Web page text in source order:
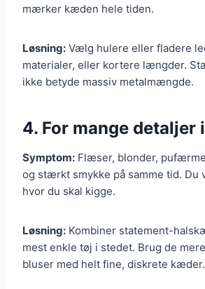
mærker kæden hele tiden.
Løsning: Vælg hulere eller fladere
materialer, eller kortere længder.
ikke betyde massiv metalmængde.
4. For mange detaljer
Symptom: Flæser, blonder,
og stærkt smykke på samme tid. Du
hvor du skal kigge.
Løsning: Kombiner statement-
mest enkle tøj i stedet. Brug de
bluser med helt fine, diskrete kæder.